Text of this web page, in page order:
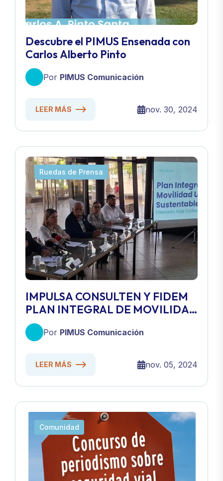
Descubre el PIMUS Ensenada con
Carlos Alberto Pinto
Por PIMUS Comunicación
LEER MÁS nov. 30, 2024
Ruedas de Prensa
IMPULSA CONSULTEN Y FIDEM
PLAN INTEGRAL DE MOVILIDAD
URBANA SUSTENTABLE
Por PIMUS Comunicación
LEER MÁS nov. 05, 2024
Comunidad